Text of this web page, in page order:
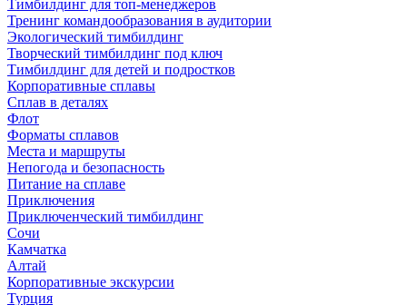
Тимбилдинг для топ-менеджеров
Тренинг командообразования в аудитории
Экологический тимбилдинг
Творческий тимбилдинг под ключ
Тимбилдинг для детей и подростков
Корпоративные сплавы
Сплав в деталях
Флот
Форматы сплавов
Места и маршруты
Непогода и безопасность
Питание на сплаве
Приключения
Приключенческий тимбилдинг
Сочи
Камчатка
Алтай
Корпоративные экскурсии
Турция